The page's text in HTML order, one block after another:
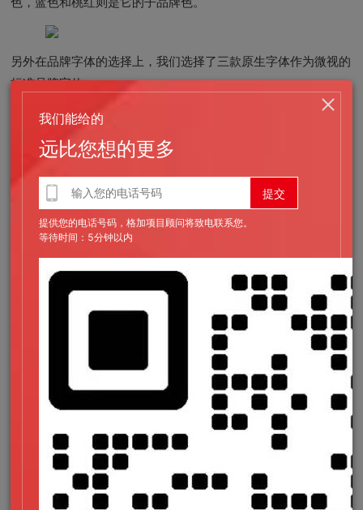
另外在品牌字体的选择上，我们选择了三款原生字体作为微视的
标准品牌字体。
Fugaz-One是一款能够广泛用于各种书刊画册的艺术
字体，它的大写字体具有强烈的视觉冲击力，选择它
作为微视标准英文字体；
汉仪雅酷黑也是一款用于艺术设计方面的简体中文字
体，字体线条粗壮，字形端正大方，并且字库相对其
它艺术字体更完整；
汉仪旗黑系列则作为微视信息类字体的补充，汉仪旗
黑是汉仪字库推出的一款非常庞大而完整的家族字
体，字体的各类粗细度都很齐全，并且能完美的实现
微视的pattern是从logo的造型延展出来的纹理设计，这套
pattern会应用在许多应用场景上，包括广告，内容模版，周边
产品等需要辅助设计的场景中。
（微视内容模板）
我们能给的
远比您想的更多
提供您的电话号码，格加项目顾问将致电联系您。
等待时间：5分钟以内